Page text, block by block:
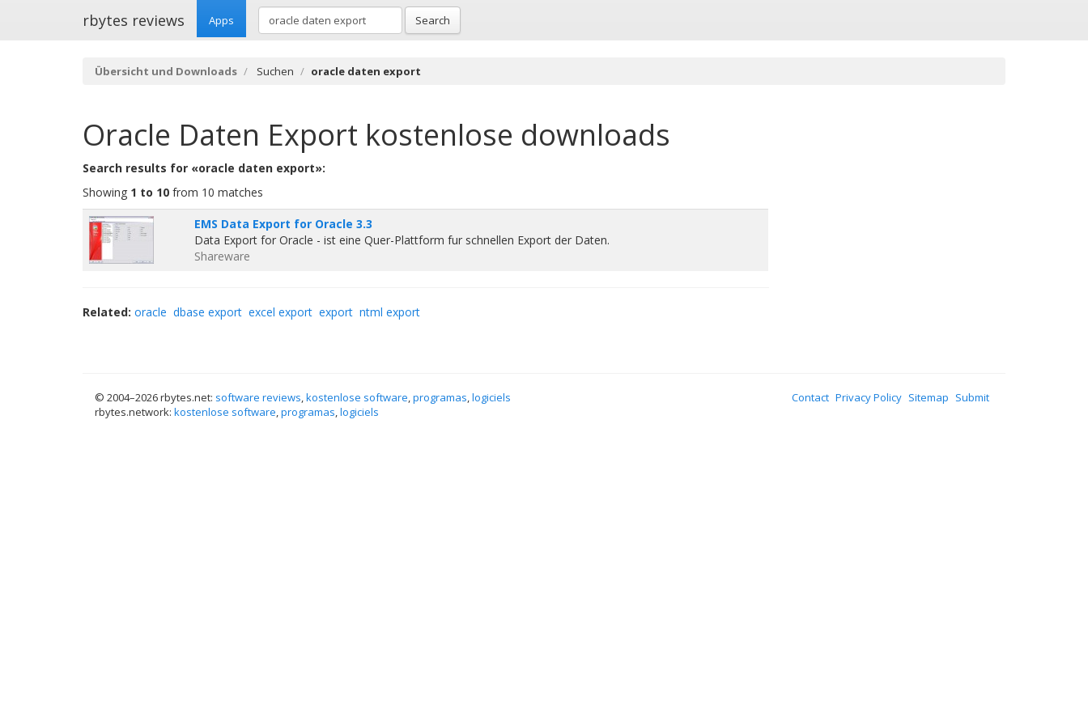
rbytes reviews Apps Search
Übersicht und Downloads Suchen oracle daten export
Oracle Daten Export kostenlose downloads
Search results for «oracle daten export»:
Showing 1 to 10 from 10 matches
EMS Data Export for Oracle 3.3
Data Export for Oracle - ist eine Quer-Plattform fur schnellen Export der Daten.
Shareware
Related: oracle dbase export excel export export ntml export
© 2004–2026 rbytes.net: software reviews,kostenlose software,programas,logiciels
rbytes.network: kostenlose software,programas,logiciels
Contact Privacy Policy Sitemap Submit